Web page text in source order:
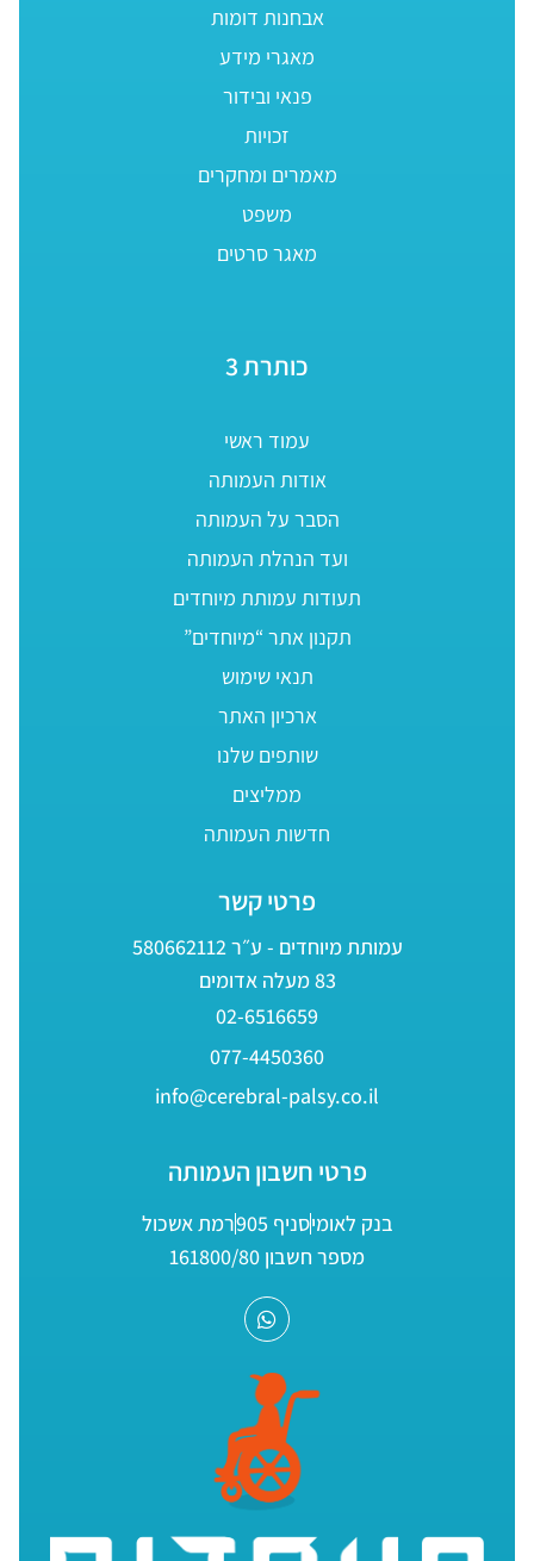
אבחנות דומות
מאגרי מידע
פנאי ובידור
זכויות
מאמרים ומחקרים
משפט
מאגר סרטים
כותרת 3
עמוד ראשי
אודות העמותה
הסבר על העמותה
ועד הנהלת העמותה
תעודות עמותת מיוחדים
תקנון אתר “מיוחדים”
תנאי שימוש
ארכיון האתר
שותפים שלנו
ממליצים
חדשות העמותה
פרטי קשר
עמותת מיוחדים - ע״ר 580662112
83 מעלה אדומים
02-6516659
077-4450360
info@cerebral-palsy.co.il
פרטי חשבון העמותה
בנק לאומיסניף 905
רמת אשכול
מספר חשבון 161800/80